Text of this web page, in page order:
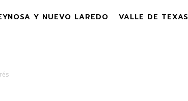
Y NUEVO LAREDO VALLE DE TEXAS